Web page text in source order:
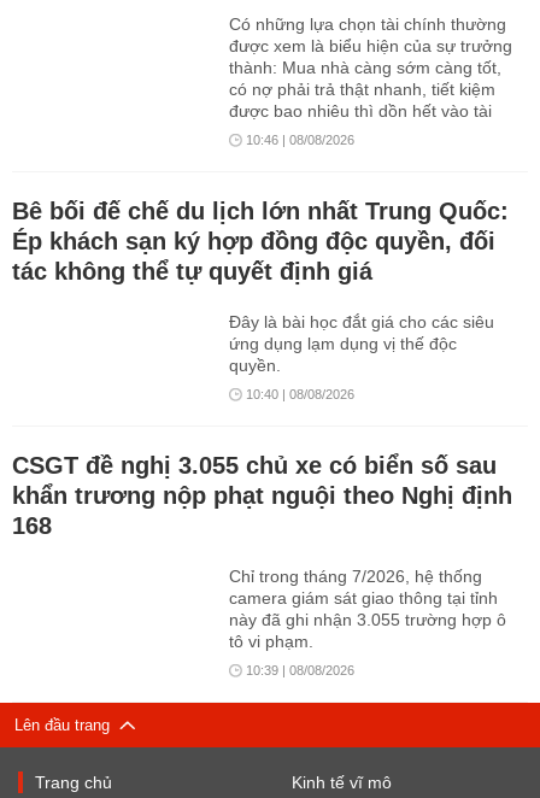
Có những lựa chọn tài chính thường
được xem là biểu hiện của sự trưởng
thành: Mua nhà càng sớm càng tốt,
có nợ phải trả thật nhanh, tiết kiệm
được bao nhiêu thì dồn hết vào tài
sản. Tuy nhiên, nếu áp dụng quá
tiền mất cân bằng, cuộc sống căng
thẳng và kế hoạch dài hạn dễ đổ vỡ
hơn.
10:46 | 08/08/2026
Bê bối đế chế du lịch lớn nhất Trung Quốc:
Ép khách sạn ký hợp đồng độc quyền, đối
tác không thể tự quyết định giá
Đây là bài học đắt giá cho các siêu
ứng dụng lạm dụng vị thế độc
quyền.
10:40 | 08/08/2026
CSGT đề nghị 3.055 chủ xe có biển số sau
khẩn trương nộp phạt nguội theo Nghị định
168
Chỉ trong tháng 7/2026, hệ thống
camera giám sát giao thông tại tỉnh
này đã ghi nhận 3.055 trường hợp ô
tô vi phạm.
10:39 | 08/08/2026
Lên đầu trang
Trang chủ Kinh tế vĩ mô